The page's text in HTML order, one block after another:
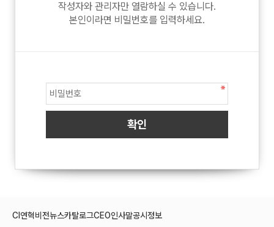
작성자와 관리자만 열람하실 수 있습니다.
본인이라면 비밀번호를 입력하세요.
CI 연혁비전뉴스카탈로그CEO인사말공시정보